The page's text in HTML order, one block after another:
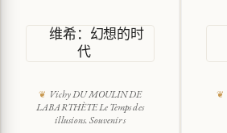
维希：幻想的时
代
Vichy DU MOULIN DE
LABARTHÈTE Le Temps des
illusions. Souvenirs